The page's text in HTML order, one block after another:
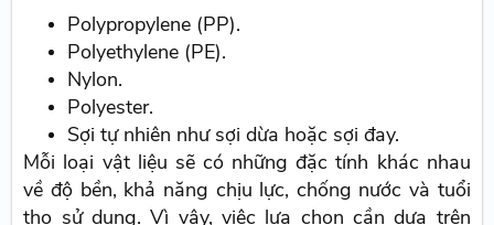
Polypropylene (PP).
Polyethylene (PE).
Nylon.
Polyester.
Sợi tự nhiên như sợi dừa hoặc sợi đay.
Mỗi loại vật liệu sẽ có những đặc tính khác nhau
về độ bền, khả năng chịu lực, chống nước và tuổi
thọ sử dụng. Vì vậy, việc lựa chọn cần dựa trên